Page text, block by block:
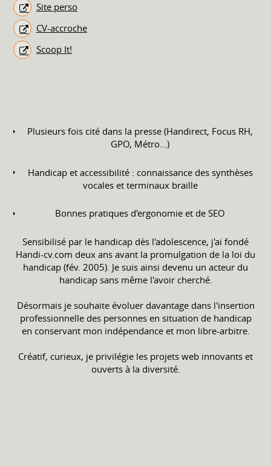
Site perso
CV-accroche
Scoop It!
Plusieurs fois cité dans la presse (Handirect, Focus RH,
GPO, Métro...)
Handicap et accessibilité : connaissance des synthèses
vocales et terminaux braille
Bonnes pratiques d'ergonomie et de SEO
Sensibilisé par le handicap dès l'adolescence, j'ai fondé
Handi-cv.com deux ans avant la promulgation de la loi du
handicap (fév. 2005). Je suis ainsi devenu un acteur du
handicap sans même l'avoir cherché.
Désormais je souhaite évoluer davantage dans l'insertion
professionnelle des personnes en situation de handicap
en conservant mon indépendance et mon libre-arbitre.
Créatif, curieux, je privilégie les projets web innovants et
ouverts à la diversité.